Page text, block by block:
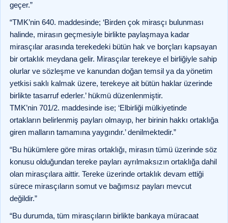
geçer.”
“TMK’nin 640. maddesinde; ‘Birden çok mirasçı bulunması
halinde, mirasın geçmesiyle birlikte paylaşmaya kadar
mirasçılar arasında terekedeki bütün hak ve borçları kapsayan
bir ortaklık meydana gelir. Mirasçılar terekeye el birliğiyle sahip
olurlar ve sözleşme ve kanundan doğan temsil ya da yönetim
yetkisi saklı kalmak üzere, terekeye ait bütün haklar üzerinde
birlikte tasarruf ederler.’ hükmü düzenlenmiştir.
TMK’nin 701/2. maddesinde ise; ‘Elbirliği mülkiyetinde
ortakların belirlenmiş payları olmayıp, her birinin hakkı ortaklığa
giren malların tamamına yaygındır.’ denilmektedir.”
“Bu hükümlere göre miras ortaklığı, mirasın tümü üzerinde söz
konusu olduğundan tereke payları ayrılmaksızın ortaklığa dahil
olan mirasçılara aittir. Tereke üzerinde ortaklık devam ettiği
sürece mirasçıların somut ve bağımsız payları mevcut
değildir.”
“Bu durumda, tüm mirasçıların birlikte bankaya müracaat